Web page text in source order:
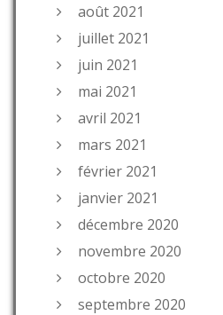
août 2021
juillet 2021
juin 2021
mai 2021
avril 2021
mars 2021
février 2021
janvier 2021
décembre 2020
novembre 2020
octobre 2020
septembre 2020